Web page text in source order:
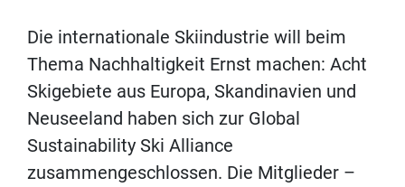
Die internationale Skiindustrie will beim
Thema Nachhaltigkeit Ernst machen: Acht
Skigebiete aus Europa, Skandinavien und
Neuseeland haben sich zur Global
Sustainability Ski Alliance
zusammengeschlossen. Die Mitglieder –